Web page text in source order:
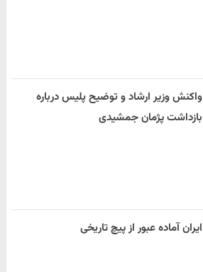
واکنش وزیر ارشاد و توضیح پلیس درباره
بازداشت پژمان جمشیدی
ایران آماده عبور از پیچ تاریخی